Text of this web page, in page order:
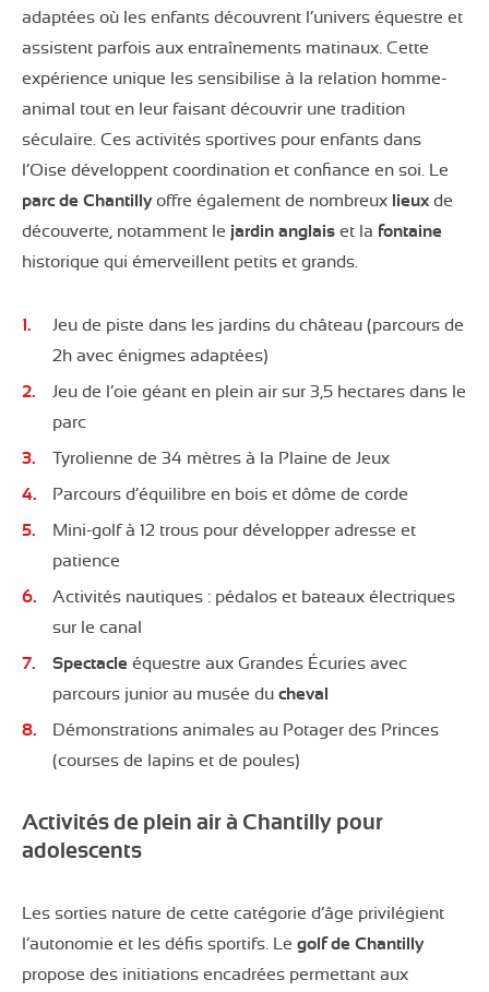
adaptées où les enfants découvrent l’univers équestre et
assistent parfois aux entraînements matinaux. Cette
expérience unique les sensibilise à la relation homme-
animal tout en leur faisant découvrir une tradition
séculaire. Ces activités sportives pour enfants dans
l’Oise développent coordination et confiance en soi. Le
parc de Chantillyoffre également de nombreux lieux de
découverte, notamment le jardin anglais et la fontaine
historique qui émerveillent petits et grands.
Jeu de piste dans les jardins du château (parcours de
2h avec énigmes adaptées)
Jeu de l’oie géant en plein air sur 3,5 hectares dans le
parc
Tyrolienne de 34 mètres à la Plaine de Jeux
Parcours d’équilibre en bois et dôme de corde
Mini-golf à 12 trous pour développer adresse et
patience
Activités nautiques : pédalos et bateaux électriques
sur le canal
Spectacle équestre aux Grandes Écuries avec
parcours junior au musée du cheval
Démonstrations animales au Potager des Princes
(courses de lapins et de poules)
Activités de plein air à Chantilly pour
adolescents
Les sorties nature de cette catégorie d’âge privilégient
l’autonomie et les défis sportifs. Le golf de Chantilly
propose des initiations encadrées permettant aux